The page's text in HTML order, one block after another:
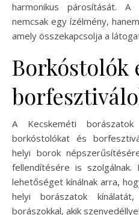
harmonikus párosítását.
nemcsak egy ízélmény,
amely összekapcsolja a
Borkóstolók
A Kecskeméti borászatok
borkóstolókat és
helyi borok
fellendítésére is
lehetőséget kínálnak arra,
helyi borászatok
borászokkal, akik